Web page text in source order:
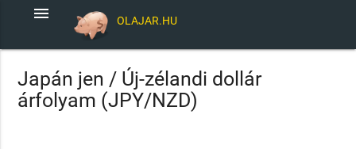
OLAJAR.HU
menu
Japán jen / Új-zélandi dollár
árfolyam (JPY/NZD)